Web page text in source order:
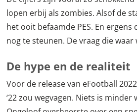
lopen erbij als zombies. Alsof de
het ooit befaamde PES. En
nog te steunen. De vraag die
De hype en de realiteit
Voor de release van eFootball
‘22 zou wegvagen. Niets is